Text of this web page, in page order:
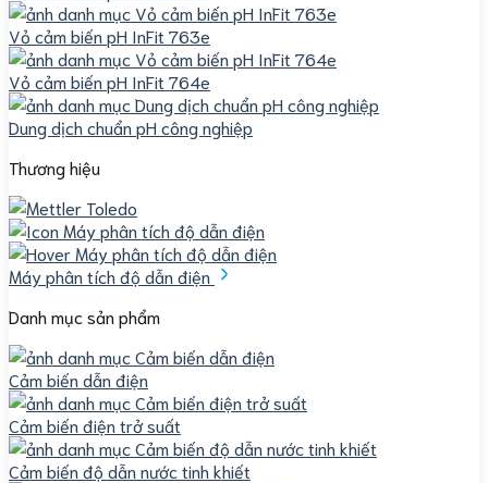
Vỏ cảm biến pH InFit 763e
Vỏ cảm biến pH InFit 764e
Dung dịch chuẩn pH công nghiệp
Thương hiệu
Máy phân tích độ dẫn điện
Danh mục sản phẩm
Cảm biến dẫn điện
Cảm biến điện trở suất
Cảm biến độ dẫn nước tinh khiết